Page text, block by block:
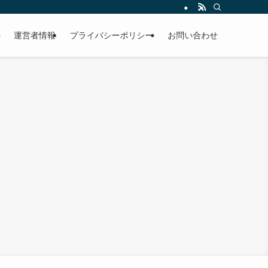
運営者情報 プライバシーポリシー お問い合わせ